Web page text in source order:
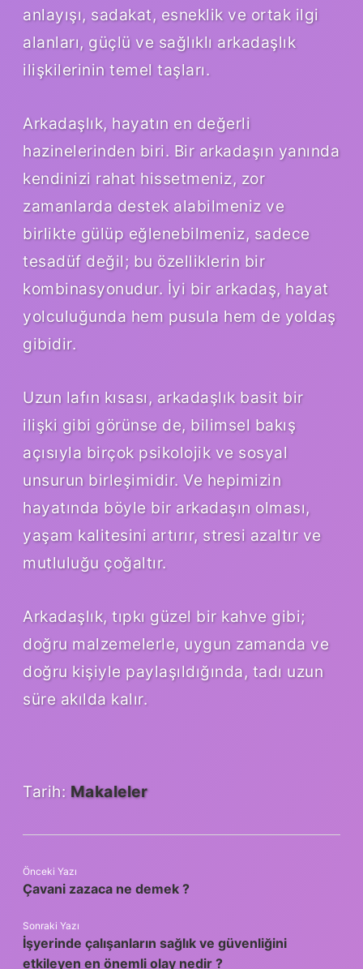
anlayışı, sadakat, esneklik ve ortak ilgi
alanları, güçlü ve sağlıklı arkadaşlık
ilişkilerinin temel taşları.
Arkadaşlık, hayatın en değerli
hazinelerinden biri. Bir arkadaşın yanında
kendinizi rahat hissetmeniz, zor
zamanlarda destek alabilmeniz ve
birlikte gülüp eğlenebilmeniz, sadece
tesadüf değil; bu özelliklerin bir
kombinasyonudur. İyi bir arkadaş, hayat
yolculuğunda hem pusula hem de yoldaş
gibidir.
Uzun lafın kısası, arkadaşlık basit bir
ilişki gibi görünse de, bilimsel bakış
açısıyla birçok psikolojik ve sosyal
unsurun birleşimidir. Ve hepimizin
hayatında böyle bir arkadaşın olması,
yaşam kalitesini artırır, stresi azaltır ve
mutluluğu çoğaltır.
Arkadaşlık, tıpkı güzel bir kahve gibi;
doğru malzemelerle, uygun zamanda ve
doğru kişiyle paylaşıldığında, tadı uzun
süre akılda kalır.
Tarih: Makaleler
Önceki Yazı
Çavani zazaca ne demek ?
Sonraki Yazı
İşyerinde çalışanların sağlık ve güvenliğini
etkileyen en önemli olay nedir ?